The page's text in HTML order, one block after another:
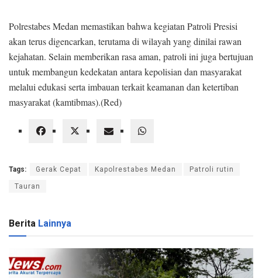
Polrestabes Medan memastikan bahwa kegiatan Patroli Presisi
akan terus digencarkan, terutama di wilayah yang dinilai rawan
kejahatan. Selain memberikan rasa aman, patroli ini juga bertujuan
untuk membangun kedekatan antara kepolisian dan masyarakat
melalui edukasi serta imbauan terkait keamanan dan ketertiban
masyarakat (kamtibmas).(Red)
Tags: Gerak Cepat Kapolrestabes Medan Patroli rutin
Tauran
Berita Lainnya